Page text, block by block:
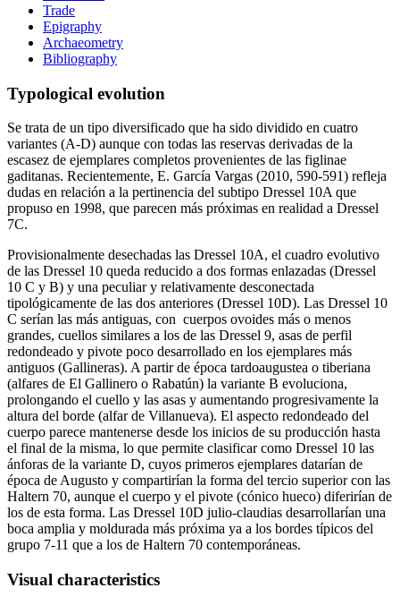
Trade
Epigraphy
Archaeometry
Bibliography
Typological evolution
Se trata de un tipo diversificado que ha sido dividido en cuatro
variantes (A-D) aunque con todas las reservas derivadas de la
escasez de ejemplares completos provenientes de las figlinae
gaditanas. Recientemente, E. García Vargas (2010, 590-591) refleja
dudas en relación a la pertinencia del subtipo Dressel 10A que
propuso en 1998, que parecen más próximas en realidad a Dressel
7C.
Provisionalmente desechadas las Dressel 10A, el cuadro evolutivo
de las Dressel 10 queda reducido a dos formas enlazadas (Dressel
10 C y B) y una peculiar y relativamente desconectada
tipológicamente de las dos anteriores (Dressel 10D). Las Dressel 10
C serían las más antiguas, con cuerpos ovoides más o menos
grandes, cuellos similares a los de las Dressel 9, asas de perfil
redondeado y pivote poco desarrollado en los ejemplares más
antiguos (Gallineras). A partir de época tardoaugustea o tiberiana
(alfares de El Gallinero o Rabatún) la variante B evoluciona,
prolongando el cuello y las asas y aumentando progresivamente la
altura del borde (alfar de Villanueva). El aspecto redondeado del
cuerpo parece mantenerse desde los inicios de su producción hasta
el final de la misma, lo que permite clasificar como Dressel 10 las
ánforas de la variante D, cuyos primeros ejemplares datarían de
época de Augusto y compartirían la forma del tercio superior con las
Haltern 70, aunque el cuerpo y el pivote (cónico hueco) diferirían de
los de esta forma. Las Dressel 10D julio-claudias desarrollarían una
boca amplia y moldurada más próxima ya a los bordes típicos del
grupo 7-11 que a los de Haltern 70 contemporáneas.
Visual characteristics